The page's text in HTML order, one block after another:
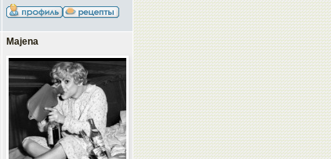
Majena